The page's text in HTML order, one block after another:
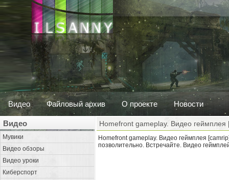
Видео Файловый архив О проекте Новости
Видео
Мувики
Видео обзоры
Видео уроки
Киберспорт
Homefront gameplay. Видео геймплея
Homefront gameplay. Видео геймплея
позволительно. Встречайте. Видео